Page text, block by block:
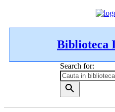
Biblioteca
Search for: